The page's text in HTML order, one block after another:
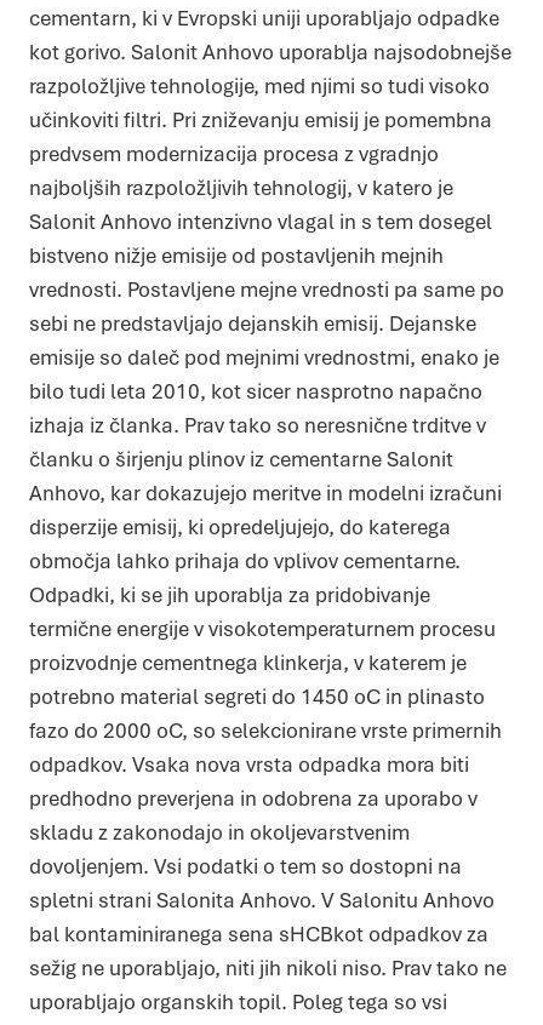
cementarn, ki v Evropski uniji uporabljajo odpadke
kot gorivo. Salonit Anhovo uporablja najsodobnejše
razpoložljive tehnologije, med njimi so tudi visoko
učinkoviti filtri. Pri zniževanju emisij je pomembna
predvsem modernizacija procesa z vgradnjo
najboljših razpoložljivih tehnologij, v katero je
Salonit Anhovo intenzivno vlagal in s tem dosegel
bistveno nižje emisije od postavljenih mejnih
vrednosti. Postavljene mejne vrednosti pa same po
sebi ne predstavljajo dejanskih emisij. Dejanske
emisije so daleč pod mejnimi vrednostmi, enako je
bilo tudi leta 2010, kot sicer nasprotno napačno
izhaja iz članka. Prav tako so neresnične trditve v
članku o širjenju plinov iz cementarne Salonit
Anhovo, kar dokazujejo meritve in modelni izračuni
disperzije emisij, ki opredeljujejo, do katerega
območja lahko prihaja do vplivov cementarne.
Odpadki, ki se jih uporablja za pridobivanje
termične energije v visokotemperaturnem procesu
proizvodnje cementnega klinkerja, v katerem je
potrebno material segreti do 1450 oC in plinasto
fazo do 2000 oC, so selekcionirane vrste primernih
odpadkov. Vsaka nova vrsta odpadka mora biti
predhodno preverjena in odobrena za uporabo v
skladu z zakonodajo in okoljevarstvenim
dovoljenjem. Vsi podatki o tem so dostopni na
spletni strani Salonita Anhovo. V Salonitu Anhovo
bal kontaminiranega sena sHCBkot odpadkov za
sežig ne uporabljajo, niti jih nikoli niso. Prav tako ne
uporabljajo organskih topil. Poleg tega so vsi